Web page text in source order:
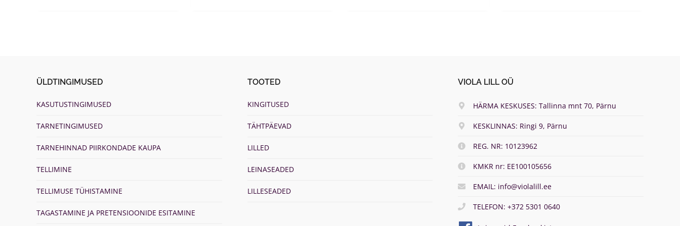
ÜLDTINGIMUSED
KASUTUSTINGIMUSED
TARNETINGIMUSED
TARNEHINNAD PIIRKONDADE KAUPA
TELLIMINE
TELLIMUSE TÜHISTAMINE
TAGASTAMINE JA PRETENSIOONIDE ESITAMINE
TOOTED
KINGITUSED
TÄHTPÄEVAD
LILLED
LEINASEADED
LILLESEADED
VIOLA LILL OÜ
HÄRMA KESKUSES: Tallinna mnt 70, Pärnu
KESKLINNAS: Ringi 9, Pärnu
REG. NR: 10123962
KMKR nr: EE100105656
EMAIL: info@violalill.ee
TELEFON: +372 5301 0640